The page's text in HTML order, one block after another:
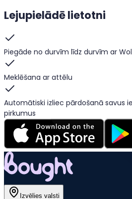
Lejupielādē lietotni
Piegāde no durvīm līdz durvīm ar
Meklēšana ar attēlu
Automātiski izliec pārdošanā savus
pirkumus
Izvēlies valsti